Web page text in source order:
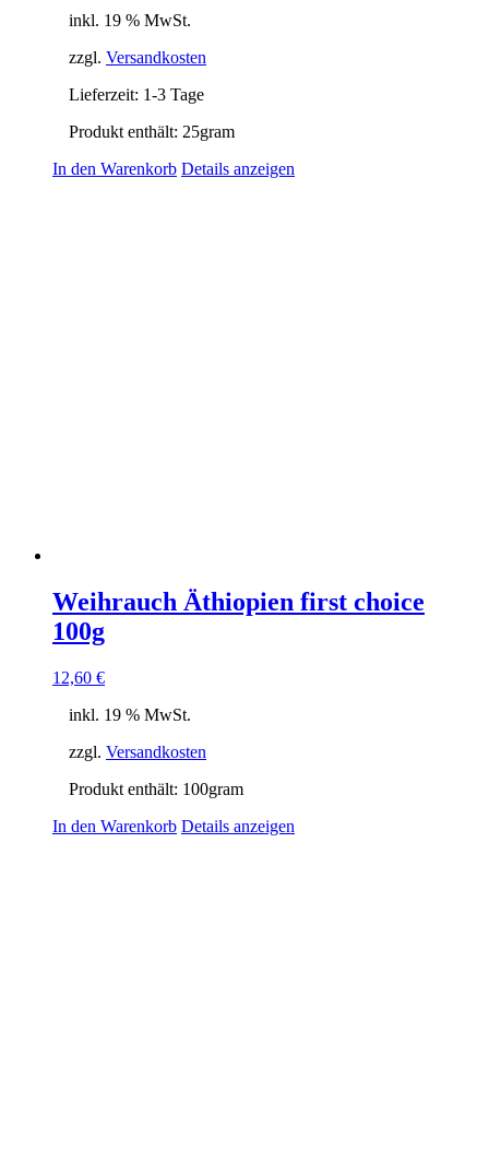
inkl. 19 % MwSt.
zzgl. Versandkosten
Lieferzeit: 1-3 Tage
Produkt enthält: 25gram
In den Warenkorb Details anzeigen
Weihrauch Äthiopien first choice
100g
12,60 €
inkl. 19 % MwSt.
zzgl. Versandkosten
Produkt enthält: 100gram
In den Warenkorb Details anzeigen